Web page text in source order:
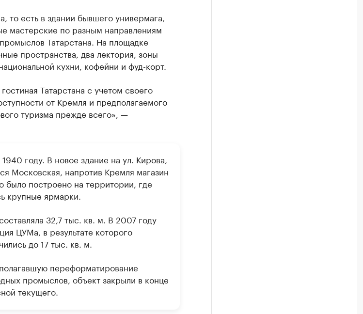
то есть в здании бывшего универмага,
мастерские по разным направлениям
Татарстана. На площадке
пространства, два лектория, зоны
кухни, кофейни и фуд-корт.
Татарстана с учетом своего
от Кремля и предполагаемого
туризма прежде всего», —
году. В новое здание на ул. Кирова,
Московская, напротив Кремля магазин
было построено на территории, где
крупные ярмарки.
32,7 тыс. кв. м. В 2007 году
ЦУМа, в результате которого
до 17 тыс. кв. м.
переформатирование
промыслов, объект закрыли в конце
текущего.